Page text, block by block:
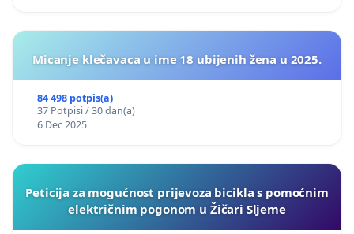
Micanje klečavaca u ime 18 ubijenih žena u 2025.
84 498 potpis(a)
37 Potpisi / 30 dan(a)
6 Dec 2025
Peticija za mogućnost prijevoza bicikla s pomoćnim
električnim pogonom u Žičari Sljeme